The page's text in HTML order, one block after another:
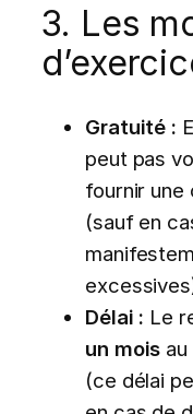
3. Les
Gratuité :
peut pas
fournir une
(sauf en
Délai : Le
un mois
(ce délai